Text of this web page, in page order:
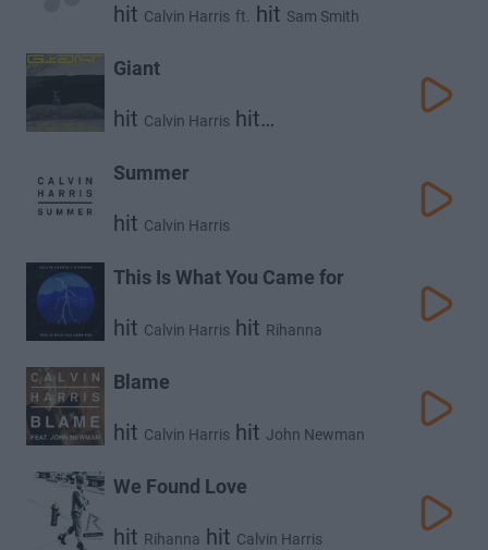
hit Calvin Harris ft. hit Sam Smith
Giant
hit Calvin Harris hit
Summer
hit Calvin Harris
This Is What You Came for
hit Calvin Harris hit Rihanna
Blame
hit Calvin Harris hit John Newman
We Found Love
hit Rihanna hit Calvin Harris